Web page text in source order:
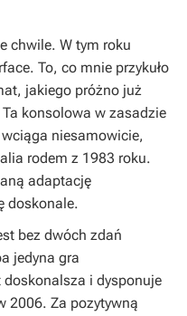
chwile. W tym roku
. To, co mnie przykuło
jakiego próżno już
konsolowa w zasadzie
niesamowicie,
rodem z 1983 roku.
adaptację
doskonale.
bez dwóch zdań
jedyna gra
i dysponuje
2006. Za pozytywną